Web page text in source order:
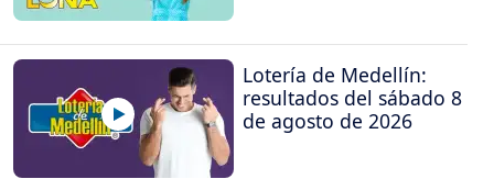
Lotería de Medellín:
resultados del sábado 8
de agosto de 2026